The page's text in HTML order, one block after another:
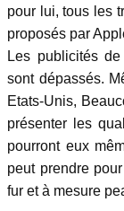
pour lui, tous les
proposés par
Les publicités
sont dépassés.
Etats-Unis,
présenter les
pourront eux
peut prendre
fur et à mesure